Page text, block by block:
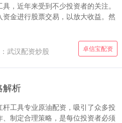
，近年来受到不少投资者的关注。
金进行股票交易，以放大收益。然
卓信宝配资
武汉配资炒股
解析
工具专业原油配资，吸引了众多投
制定合理策略，是每位投资者必须